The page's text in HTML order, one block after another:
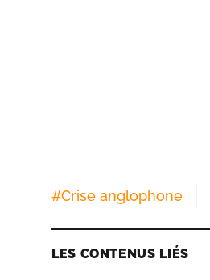
#Crise anglophone
LES CONTENUS LIÉS